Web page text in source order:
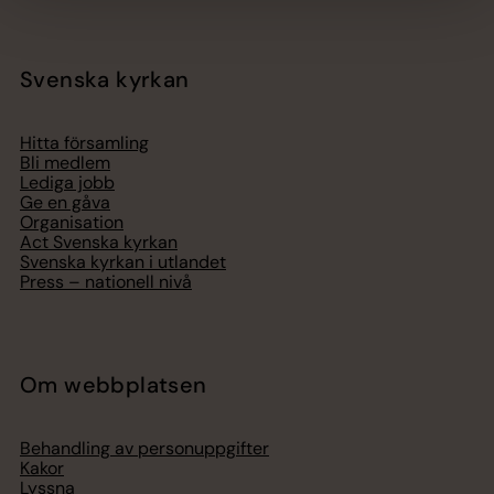
Svenska kyrkan
Hitta församling
Bli medlem
Lediga jobb
Ge en gåva
Organisation
Act Svenska kyrkan
Svenska kyrkan i utlandet
Press – nationell nivå
Om webbplatsen
Behandling av personuppgifter
Kakor
Lyssna